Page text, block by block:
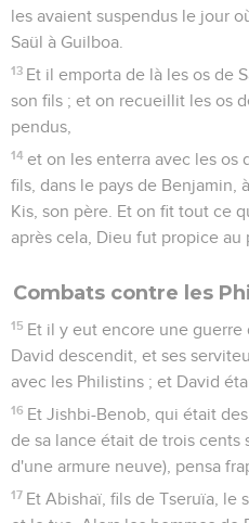
les avaient suspendus le jour
Saül à Guilboa.
13 Et il emporta de là les os de
son fils ; et on recueillit les os
pendus,
14 et on les enterra avec les os
fils, dans le pays de Benjamin,
Kis, son père. Et on fit tout ce
après cela, Dieu fut propice au
Combats contre les
15 Et il y eut encore une guerre
David descendit, et ses
avec les Philistins ; et David
16 Et Jishbi-Benob, qui était
de sa lance était de trois
d'une armure neuve), pensa
17 Et Abishaï, fils de Tseruïa, le